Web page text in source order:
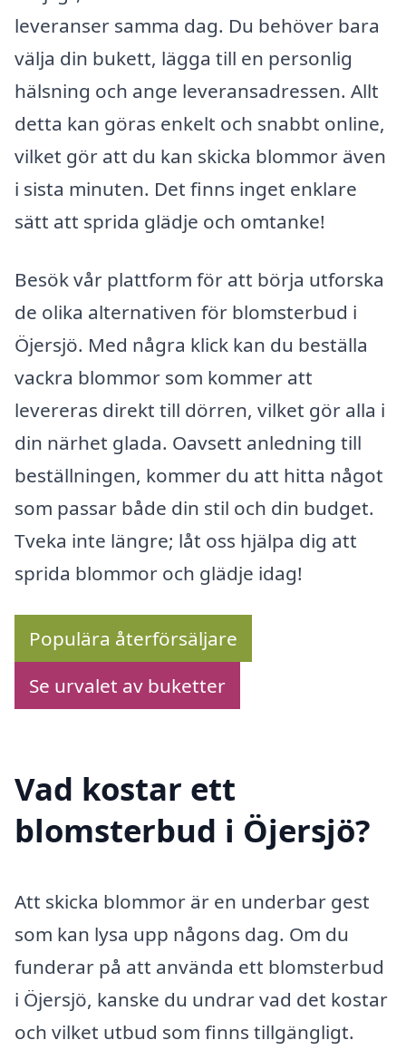
leveranser samma dag. Du behöver bara
välja din bukett, lägga till en personlig
hälsning och ange leveransadressen. Allt
detta kan göras enkelt och snabbt online,
vilket gör att du kan skicka blommor även
i sista minuten. Det finns inget enklare
sätt att sprida glädje och omtanke!
Besök vår plattform för att börja utforska
de olika alternativen för blomsterbud i
Öjersjö. Med några klick kan du beställa
vackra blommor som kommer att
levereras direkt till dörren, vilket gör alla i
din närhet glada. Oavsett anledning till
beställningen, kommer du att hitta något
som passar både din stil och din budget.
Tveka inte längre; låt oss hjälpa dig att
sprida blommor och glädje idag!
Populära återförsäljare
Se urvalet av buketter
Vad kostar ett
blomsterbud i Öjersjö?
Att skicka blommor är en underbar gest
som kan lysa upp någons dag. Om du
funderar på att använda ett blomsterbud
i Öjersjö, kanske du undrar vad det kostar
och vilket utbud som finns tillgängligt.